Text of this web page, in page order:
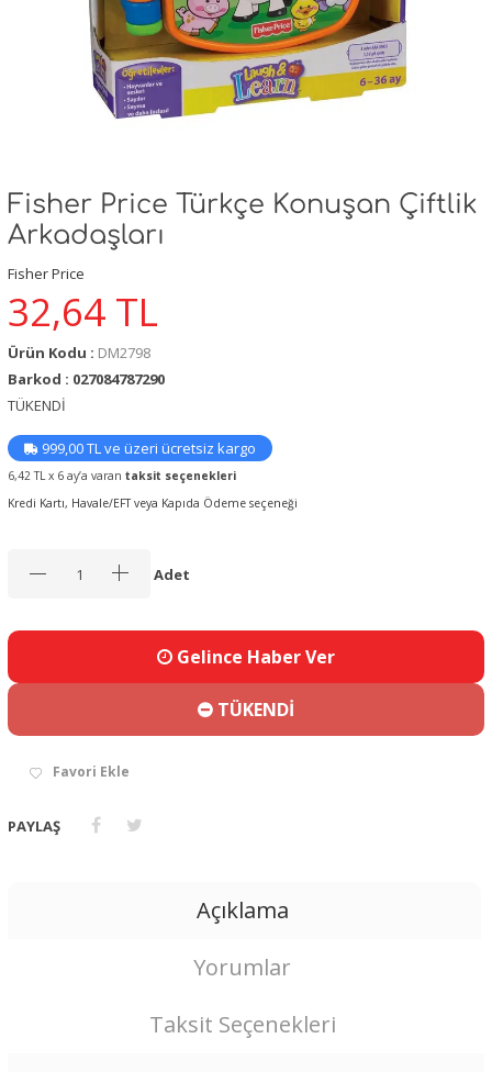
Fisher Price Türkçe Konuşan Çiftlik
Arkadaşları
Fisher Price
32,64 TL
Ürün Kodu : DM2798
Barkod : 027084787290
TÜKENDİ
999,00 TL ve üzeri ücretsiz kargo
6,42 TL x 6 ay’a varan taksit seçenekleri
Kredi Kartı, Havale/EFT veya Kapıda Ödeme seçeneği
Adet
Gelince Haber Ver
TÜKENDİ
Favori Ekle
PAYLAŞ
Açıklama
Yorumlar
Taksit Seçenekleri